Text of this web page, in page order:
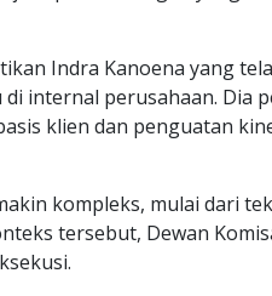
Indra Kanoena yang
internal perusahaan. Dia
klien dan penguatan
kompleks, mulai dari
tersebut, Dewan